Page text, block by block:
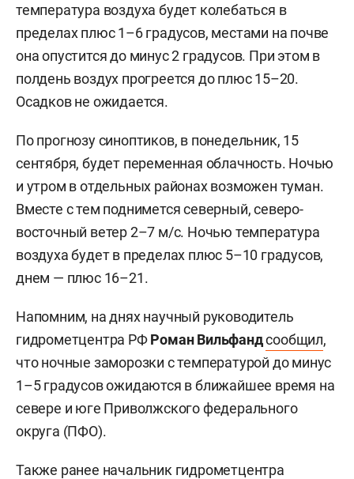
температура воздуха будет колебаться в
пределах плюс 1–6 градусов, местами на почве
она опустится до минус 2 градусов. При этом в
полдень воздух прогреется до плюс 15–20.
Осадков не ожидается.
По прогнозу синоптиков, в понедельник, 15
сентября, будет переменная облачность. Ночью
и утром в отдельных районах возможен туман.
Вместе с тем поднимется северный, северо-
восточный ветер 2–7 м/c. Ночью температура
воздуха будет в пределах плюс 5–10 градусов,
днем — плюс 16–21.
Напомним, на днях научный руководитель
гидрометцентра РФРоман Вильфандсообщил,
что ночные заморозки с температурой до минус
1–5 градусов ожидаются в ближайшее время на
севере и юге Приволжского федерального
округа (ПФО).
Также ранее начальник гидрометцентра